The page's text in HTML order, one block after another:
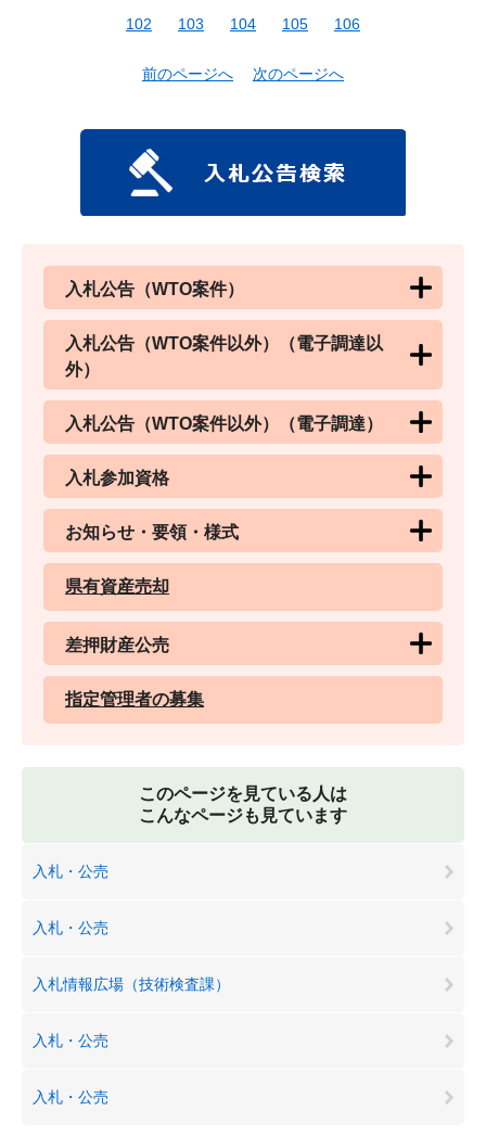
102
103 104 105 106
前のページへ 次のページへ
入札公告（WTO案件）
入札公告（WTO案件以外）（電子調達以
外）
入札公告（WTO案件以外）（電子調達）
入札参加資格
お知らせ・要領・様式
県有資産売却
差押財産公売
指定管理者の募集
このページを見ている人は
こんなページも見ています
入札・公売
入札・公売
入札情報広場（技術検査課）
入札・公売
入札・公売